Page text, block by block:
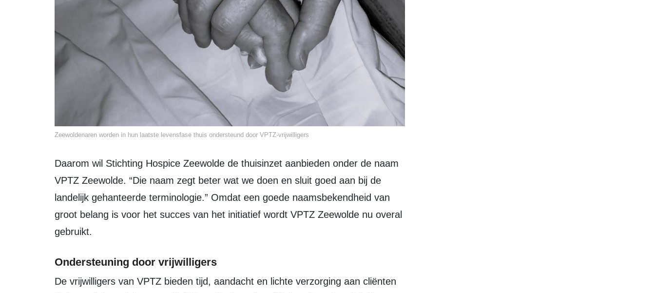
Zeewoldenaren worden in hun laatste levensfase thuis ondersteund door VPTZ-vrijwilligers
Daarom wil Stichting Hospice Zeewolde de thuisinzet aanbieden onder de naam
VPTZ Zeewolde. “Die naam zegt beter wat we doen en sluit goed aan bij de
landelijk gehanteerde terminologie.” Omdat een goede naamsbekendheid van
groot belang is voor het succes van het initiatief wordt VPTZ Zeewolde nu overal
gebruikt.
Ondersteuning door vrijwilligers
De vrijwilligers van VPTZ bieden tijd, aandacht en lichte verzorging aan cliënten